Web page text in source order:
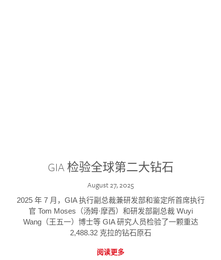
GIA 检验全球第二大钻石
August 27, 2025
2025 年 7 月，GIA 执行副总裁兼研发部和鉴定所首席执行
官 Tom Moses（汤姆·摩西）和研发部副总裁 Wuyi
Wang（王五一）博士等 GIA 研究人员检验了一颗重达
2,488.32 克拉的钻石原石
阅读更多